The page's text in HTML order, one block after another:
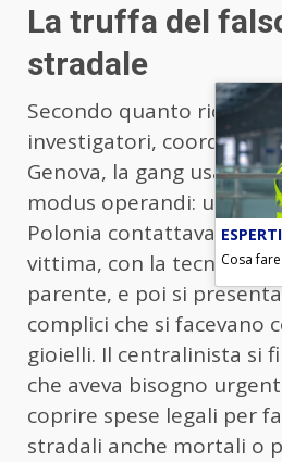
La truffa del
stradale
Secondo quanto
investigatori, coordinati
Genova, la gang usava
modus operandi: un
Polonia contattava
vittima, con la tecnica del
parente, e poi si
complici che si facevano
gioielli. Il centralinista si
che aveva bisogno
coprire spese legali per
stradali anche mortali o
Cosa fare